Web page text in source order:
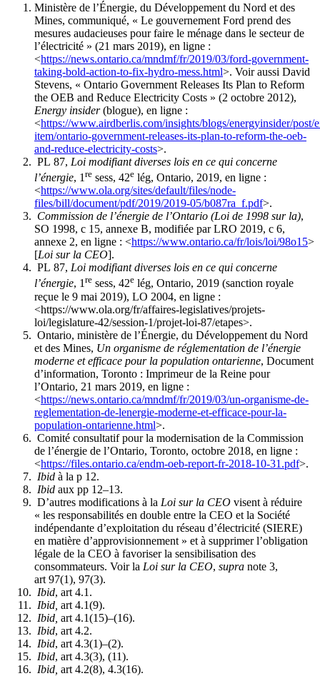
Ministère de l’Énergie, du Développement du Nord et des
Mines, communiqué, « Le gouvernement Ford prend des
mesures audacieuses pour faire le ménage dans le secteur de
l’électricité » (21 mars 2019), en ligne :
<https://news.ontario.ca/mndmf/fr/2019/03/ford-government-
taking-bold-action-to-fix-hydro-mess.html>. Voir aussi David
Stevens, « Ontario Government Releases Its Plan to Reform
the OEB and Reduce Electricity Costs » (2 octobre 2012),
Energy insider(blogue), en ligne :
<https://www.airdberlis.com/insights/blogs/energyinsider/post/
item/ontario-government-releases-its-plan-to-reform-the-oeb-
and-reduce-electricity-costs>.
PL 87, Loi modifiant diverses lois en ce qui concerne
l’énergie, 1 re sess, 42e lég, Ontario, 2019, en ligne :
<https://www.ola.org/sites/default/files/node-
files/bill/document/pdf/2019/2019-05/b087ra_f.pdf>.
Commission de l’énergie de l’Ontario (Loi de 1998 sur la),
SO 1998, c 15, annexe B, modifiée par LRO 2019, c 6,
annexe 2, en ligne : <https://www.ontario.ca/fr/lois/loi/98o15>
[Loi sur la CEO].
PL 87, Loi modifiant diverses lois en ce qui concerne
l’énergie, 1re sess, 42e lég, Ontario, 2019 (sanction royale
reçue le 9 mai 2019), LO 2004, en ligne :
<https://www.ola.org/fr/affaires-legislatives/projets-
loi/legislature-42/session-1/projet-loi-87/etapes>.
Ontario, ministère de l’Énergie, du Développement du Nord
et des Mines, Un organisme de réglementation de l’énergie
moderne et efficace pour la population ontarienne, Document
d’information, Toronto : Imprimeur de la Reine pour
l’Ontario, 21 mars 2019, en ligne :
<https://news.ontario.ca/mndmf/fr/2019/03/un-organisme-de-
reglementation-de-lenergie-moderne-et-efficace-pour-la-
population-ontarienne.html>.
Comité consultatif pour la modernisation de la Commission
de l’énergie de l’Ontario, Toronto, octobre 2018, en ligne :
<https://files.ontario.ca/endm-oeb-report-fr-2018-10-31.pdf>.
Ibid à la p 12.
Ibid aux pp 12–13.
D’autres modifications à la Loi sur la CEO visent à réduire
« les responsabilités en double entre la CEO et la Société
indépendante d’exploitation du réseau d’électricité (SIERE)
en matière d’approvisionnement » et à supprimer l’obligation
légale de la CEO à favoriser la sensibilisation des
consommateurs. Voir la Loi sur la CEO, supra note 3,
art 97(1), 97(3).
Ibid, art 4.1.
Ibid, art 4.1(9).
Ibid, art 4.1(15)–(16).
Ibid, art 4.2.
Ibid, art 4.3(1)–(2).
Ibid, art 4.3(3), (11).
Ibid, art 4.2(8), 4.3(16).